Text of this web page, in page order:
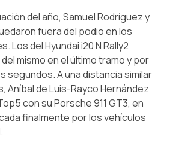
del año, Samuel Rodríguez y
fuera del podio en los
Los del Hyundai i20 N Rally2
mismo en el último tramo y por
segundos. A una distancia similar
Aníbal de Luis-Rayco Hernández
con su Porsche 911 GT3, en
finalmente por los vehículos